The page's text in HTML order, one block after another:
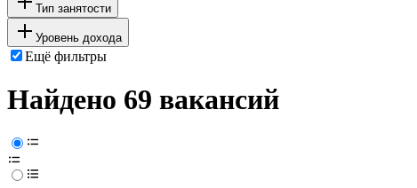
Тип занятости
Уровень дохода
Ещё фильтры
Найдено 69 вакансий